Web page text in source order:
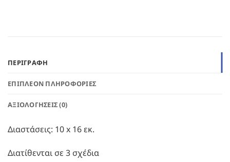
ΠΕΡΙΓΡΑΦΉ
ΕΠΙΠΛΈΟΝ ΠΛΗΡΟΦΟΡΊΕΣ
ΑΞΙΟΛΟΓΉΣΕΙΣ (0)
Διαστάσεις: 10 x 16 εκ.
Διατίθενται σε 3 σχέδια